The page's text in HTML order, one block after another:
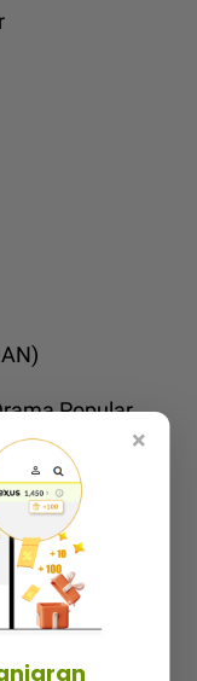
Popular
×